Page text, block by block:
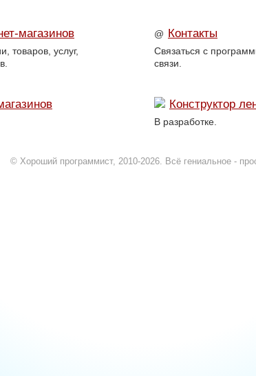
магазинов
товаров, услуг,
@ Контакты
Связаться с
связи.
Конструктор
В разработке.
© Хороший программист, 2010-2026. Всё гениальное -